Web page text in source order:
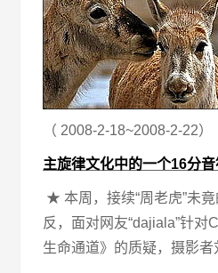
（ 2008-2-18~2008-2-22）
主旋律文化中的一个16分音
★ 本周，接续“周老虎”未
反，面对网友“dajiala”针
生命通道》的质疑，摄影者